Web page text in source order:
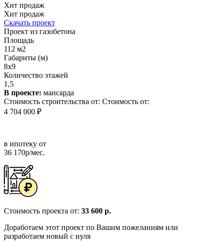
Хит продаж
Хит продаж
Скачать проект
Проект из газобетона
Площадь
112 м2
Габариты (м)
8х9
Количество этажей
1,5
В проекте: мансарда
Стоимость строительства от: Стоимость от:
4 704 000 ₽
в ипотеку от
36 170р/мес.
Стоимость проекта от: 33 600 р.
Доработаем этот проект по Вашим пожеланиям или
разработаем новый с нуля